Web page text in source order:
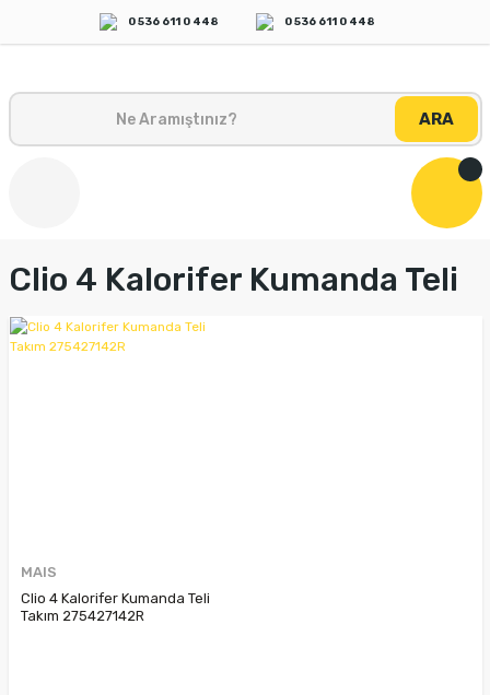
0 536 611 0 448 0 536 611 0 448
ARA
Clio 4 Kalorifer Kumanda Teli
MAIS
Clio 4 Kalorifer Kumanda Teli
Takım 275427142R